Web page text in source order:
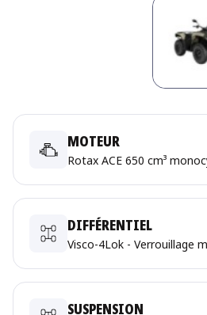
MOTEUR
Rotax ACE 650 cm³
DIFFÉRENTIEL
Visco-4Lok - Verrouillage
SUSPENSION